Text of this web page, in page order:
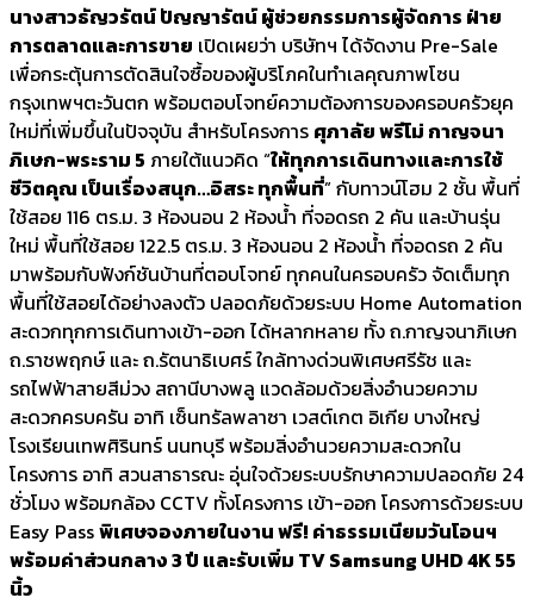
นางสาวธัญวรัตน์ ปัญญารัตน์ ผู้ช่วยกรรมการผู้จัดการ ฝ่าย
การตลาดและการขาย เปิดเผยว่า บริษัทฯ ได้จัดงาน Pre-Sale
เพื่อกระตุ้นการตัดสินใจซื้อของผู้บริโภคในทำเลคุณภาพโซน
กรุงเทพฯตะวันตก พร้อมตอบโจทย์ความต้องการของครอบครัวยุค
ใหม่ที่เพิ่มขึ้นในปัจจุบัน สำหรับโครงการ ศุภาลัย พรีโม่ กาญจนา
ภิเษก-พระราม 5 ภายใต้แนวคิด “ให้ทุกการเดินทางและการใช้
ชีวิตคุณ เป็นเรื่องสนุก…อิสระ ทุกพื้นที่” กับทาวน์โฮม 2 ชั้น พื้นที่
ใช้สอย 116 ตร.ม. 3 ห้องนอน 2 ห้องน้ำ ที่จอดรถ 2 คัน และบ้านรุ่น
ใหม่ พื้นที่ใช้สอย 122.5 ตร.ม. 3 ห้องนอน 2 ห้องน้ำ ที่จอดรถ 2 คัน
มาพร้อมกับฟังก์ชันบ้านที่ตอบโจทย์ ทุกคนในครอบครัว จัดเต็มทุก
พื้นที่ใช้สอยได้อย่างลงตัว ปลอดภัยด้วยระบบ Home Automation
สะดวกทุกการเดินทางเข้า-ออก ได้หลากหลาย ทั้ง ถ.กาญจนาภิเษก
ถ.ราชพฤกษ์ และ ถ.รัตนาธิเบศร์ ใกล้ทางด่วนพิเศษศรีรัช และ
รถไฟฟ้าสายสีม่วง สถานีบางพลู แวดล้อมด้วยสิ่งอำนวยความ
สะดวกครบครัน อาทิ เซ็นทรัลพลาซา เวสต์เกต อิเกีย บางใหญ่
โรงเรียนเทพศิรินทร์ นนทบุรี พร้อมสิ่งอำนวยความสะดวกใน
โครงการ อาทิ สวนสาธารณะ อุ่นใจด้วยระบบรักษาความปลอดภัย 24
ชั่วโมง พร้อมกล้อง CCTV ทั้งโครงการ เข้า-ออก โครงการด้วยระบบ
Easy Passพิเศษจองภายในงาน ฟรี! ค่าธรรมเนียมวันโอนฯ
พร้อมค่าส่วนกลาง 3 ปี และรับเพิ่ม TV Samsung UHD 4K 55
นิ้ว